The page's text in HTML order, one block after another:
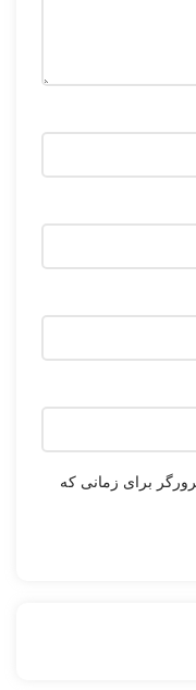
برای زمانی که